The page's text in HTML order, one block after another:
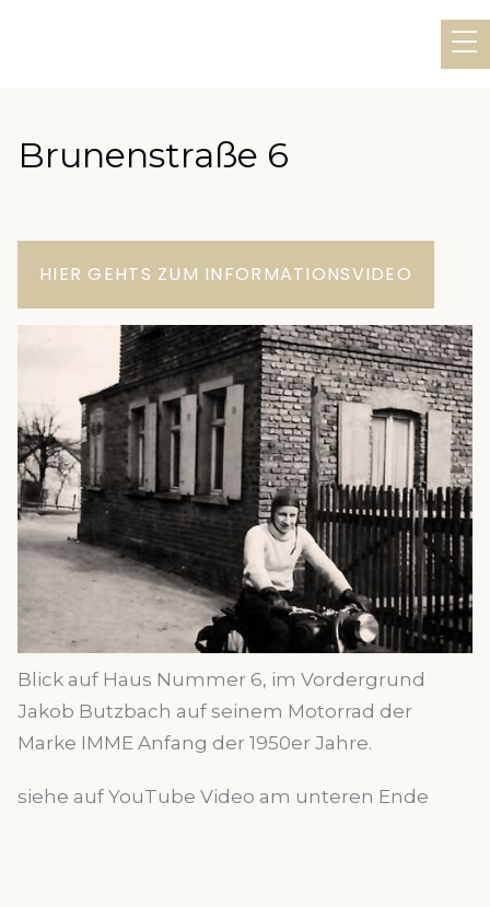
Brunenstraße 6
HIER GEHTS ZUM INFORMATIONSVIDEO
Blick auf Haus Nummer 6, im Vordergrund
Jakob Butzbach auf seinem Motorrad der
Marke IMME Anfang der 1950er Jahre.
siehe auf YouTube Video am unteren Ende